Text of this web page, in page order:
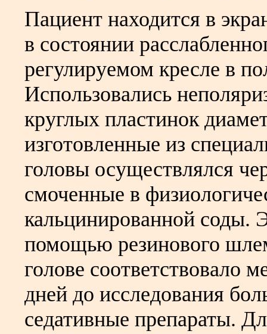
Пациент находится в
в состоянии
регулируемом кресле в
Использовались
круглых пластинок
изготовленные из
головы осуществлялся
смоченные в
кальцинированной соды.
помощью резинового
голове соответствовало
дней до исследования
седативные препараты.